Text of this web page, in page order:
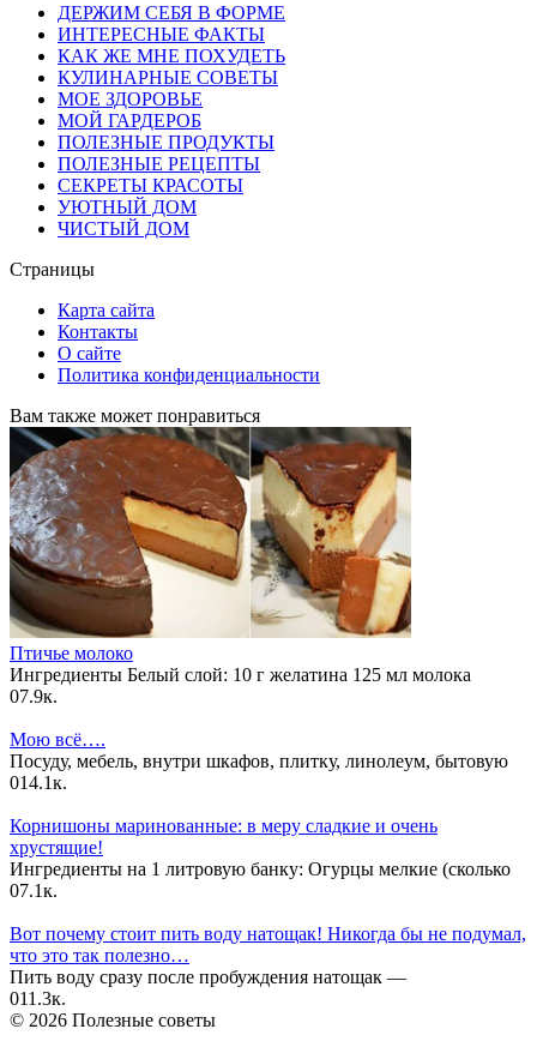
ДЕРЖИМ СЕБЯ В ФОРМЕ
ИНТЕРЕСНЫЕ ФАКТЫ
КАК ЖЕ МНЕ ПОХУДЕТЬ
КУЛИНАРНЫЕ СОВЕТЫ
МОЕ ЗДОРОВЬЕ
МОЙ ГАРДЕРОБ
ПОЛЕЗНЫЕ ПРОДУКТЫ
ПОЛЕЗНЫЕ РЕЦЕПТЫ
СЕКРЕТЫ КРАСОТЫ
УЮТНЫЙ ДОМ
ЧИСТЫЙ ДОМ
Страницы
Карта сайта
Контакты
О сайте
Политика конфиденциальности
Вам также может понравиться
Птичье молоко
Ингредиенты Белый слой: 10 г желатина 125 мл молока
07.9к.
Мою всё….
Посуду, мебель, внутри шкафов, плитку, линолеум, бытовую
014.1к.
Корнишоны маринованные: в меру сладкие и очень
хрустящие!
Ингредиенты на 1 литровую банку: Огурцы мелкие (сколько
07.1к.
Вот почему стоит пить воду натощак! Никогда бы не подумал,
что это так полезно…
Пить воду сразу после пробуждения натощак —
011.3к.
© 2026 Полезные советы